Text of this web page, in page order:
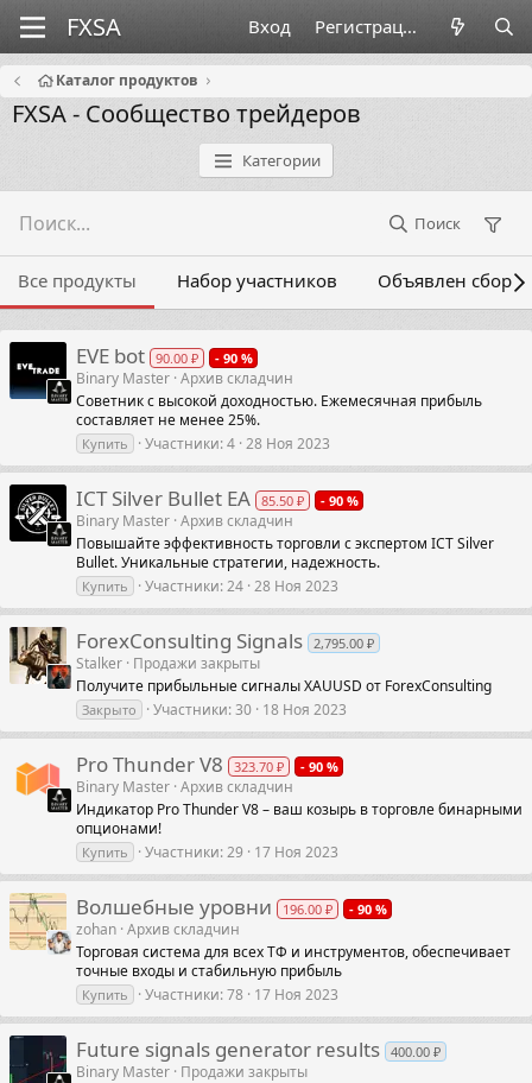
Вход Регистрация
Каталог продуктов
FXSA - Сообщество трейдеров
Категории
Поиск
Все продукты Набор участников Объявлен сбор
EVE bot 90.00 ₽ - 90 %
Binary Master Архив складчин
Советник с высокой доходностью. Ежемесячная прибыль
составляет не менее 25%.
Купить Участники 4 28 Ноя 2023
ICT Silver Bullet EA 85.50 ₽ - 90 %
Binary Master Архив складчин
Повышайте эффективность торговли с экспертом ICT Silver
Bullet. Уникальные стратегии, надежность.
Купить Участники 24 28 Ноя 2023
ForexConsulting Signals 2,795.00 ₽
Stalker Продажи закрыты
Получите прибыльные сигналы XAUUSD от ForexConsulting
Закрыто Участники 30 18 Ноя 2023
Pro Thunder V8 323.70 ₽ - 90 %
Binary Master Архив складчин
Индикатор Pro Thunder V8 – ваш козырь в торговле бинарными
опционами!
Купить Участники 29 17 Ноя 2023
Волшебные уровни 196.00 ₽ - 90 %
zohan Архив складчин
Торговая система для всех ТФ и инструментов, обеспечивает
точные входы и стабильную прибыль
Купить Участники 78 17 Ноя 2023
Future signals generator results 400.00 ₽
Binary Master Продажи закрыты